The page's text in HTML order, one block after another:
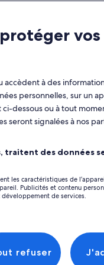
Afficher
Athens
Point de
Miaouli 8, Athina
Monastiraki
direction from
Miaouli Street.
ice cream shop.
coffee shop.
vos
accèdent à des
personnelles, sur un
dessous ou à tout
seront signalées à nos
traitent des données
les caractéristiques de
Publicités et contenu
de services.
refuser